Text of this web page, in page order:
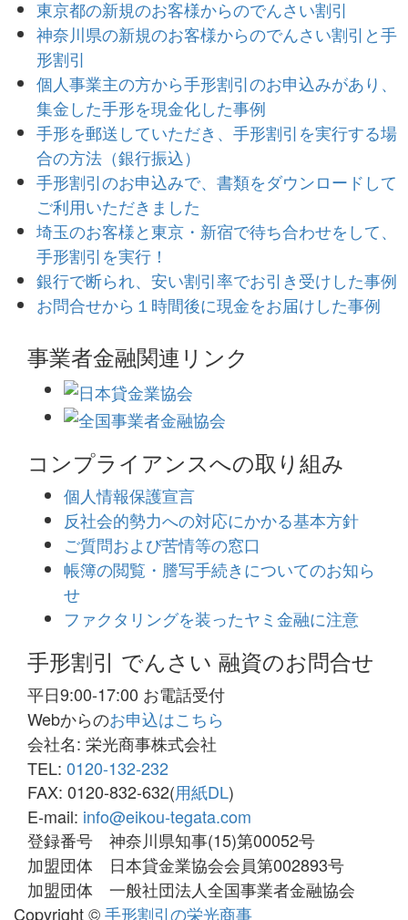
東京都の新規のお客様からのでんさい割引
神奈川県の新規のお客様からのでんさい割引と手
形割引
個人事業主の方から手形割引のお申込みがあり、
集金した手形を現金化した事例
手形を郵送していただき、手形割引を実行する場
合の方法（銀行振込）
手形割引のお申込みで、書類をダウンロードして
ご利用いただきました
埼玉のお客様と東京・新宿で待ち合わせをして、
手形割引を実行！
銀行で断られ、安い割引率でお引き受けした事例
お問合せから１時間後に現金をお届けした事例
事業者金融関連リンク
コンプライアンスへの取り組み
個人情報保護宣言
反社会的勢力への対応にかかる基本方針
ご質問および苦情等の窓口
帳簿の閲覧・謄写手続きについてのお知ら
せ
ファクタリングを装ったヤミ金融に注意
手形割引 でんさい 融資のお問合せ
平日9:00-17:00 お電話受付
Webからのお申込はこちら
会社名: 栄光商事株式会社
TEL: 0120-132-232
FAX: 0120-832-632(用紙DL)
E-mail: info@eikou-tegata.com
登録番号 神奈川県知事(15)第00052号
加盟団体 日本貸金業協会会員第002893号
加盟団体 一般社団法人全国事業者金融協会
Copyright ©手形割引の栄光商事